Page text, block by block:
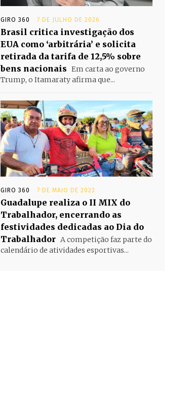
GIRO 360 7 DE JULHO DE 2026
Brasil critica investigação dos
EUA como ‘arbitrária’ e solicita
retirada da tarifa de 12,5% sobre
bens nacionais Em carta ao governo
Trump, o Itamaraty afirma que...
GIRO 360 7 DE MAIO DE 2023
Guadalupe realiza o II MIX do
Trabalhador, encerrando as
festividades dedicadas ao Dia do
Trabalhador A competição faz parte do
calendário de atividades esportivas...